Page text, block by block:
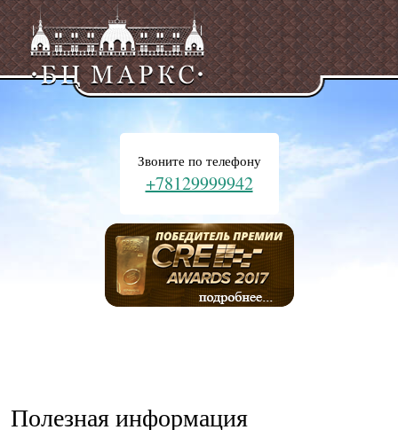
Звоните по телефону
+78129999942
Полезная информация